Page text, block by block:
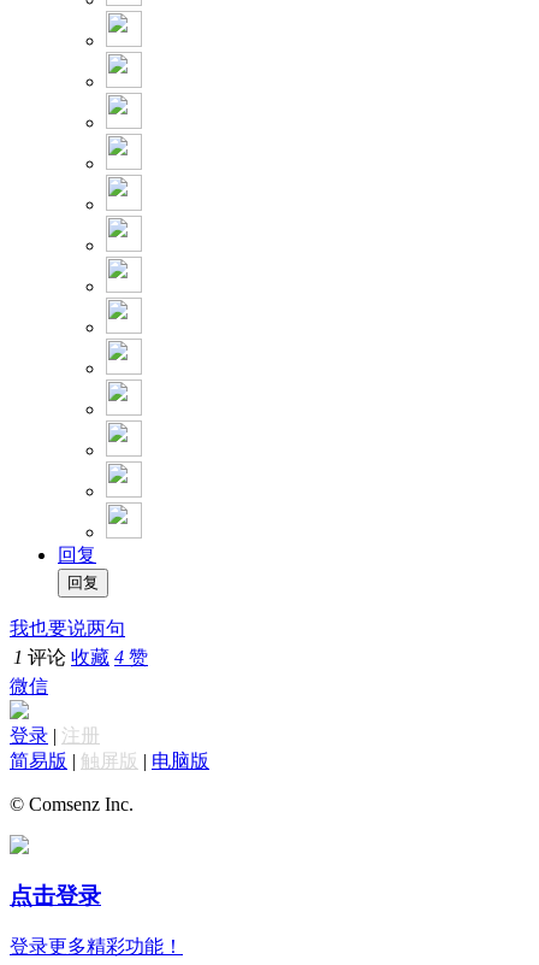
回复
我也要说两句
1 评论 收藏 4 赞
微信
登录 | 注册
简易版 | 触屏版 | 电脑版
© Comsenz Inc.
点击登录
登录更多精彩功能！